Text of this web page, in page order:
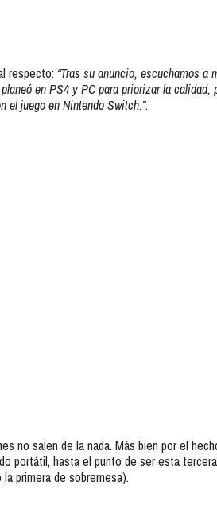
respecto: “Tras su anuncio, escuchamos a
en PS4 y PC para priorizar la
el juego en Nintendo Switch.”.
no salen de la nada. Más bien por el
portátil, hasta el punto de ser esta
primera de sobremesa).